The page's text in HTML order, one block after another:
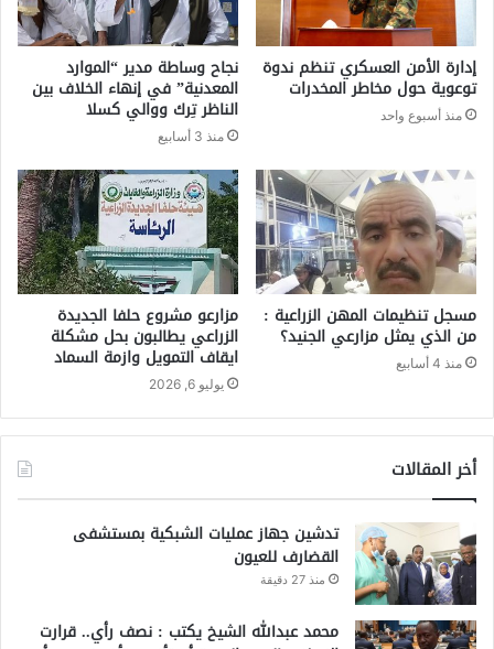
إدارة الأمن العسكري تنظم ندوة
توعوية حول مخاطر المخدرات
منذ أسبوع واحد
نجاح وساطة مدير “الموارد
المعدنية” في إنهاء الخلاف بين
الناظر تِرك ووالي كسلا
منذ 3 أسابيع
مسجل تنظيمات المهن الزراعية :
من الذي يمثل مزارعي الجنيد؟
منذ 4 أسابيع
مزارعو مشروع حلفا الجديدة
الزراعي يطالبون بحل مشكلة
ايقاف التمويل وازمة السماد
يوليو 6, 2026
أخر المقالات
تدشين جهاز عمليات الشبكية بمستشفى
القضارف للعيون
منذ 27 دقيقة
محمد عبدالله الشيخ يكتب : نصف رأي.. قرارت